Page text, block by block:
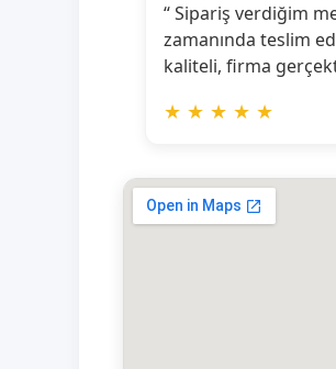
“ Sipariş verdiğim
zamanında teslim
kaliteli, firma
★ ★ ★ ★ ★